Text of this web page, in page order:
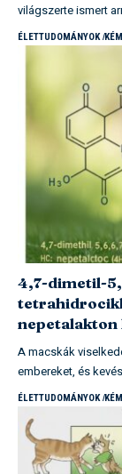
világszerte ismert
ÉLETTUDOMÁNYOK
4,7-dimetil-
nepetalakton
A macskák
embereket, és
ÉLETTUDOMÁNYOK